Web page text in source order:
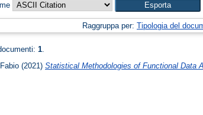
Raggruppa per:Tipologia del
1.
(2021)Statistical Methodologies of Functional Data